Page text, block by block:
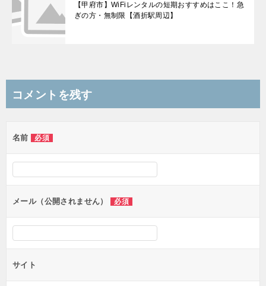
【甲府市】WiFiレンタルの短期おすすめはここ！急
ぎの方・無制限【酒折駅周辺】
コメントを残す
名前 必須
メール（公開されません） 必須
サイト